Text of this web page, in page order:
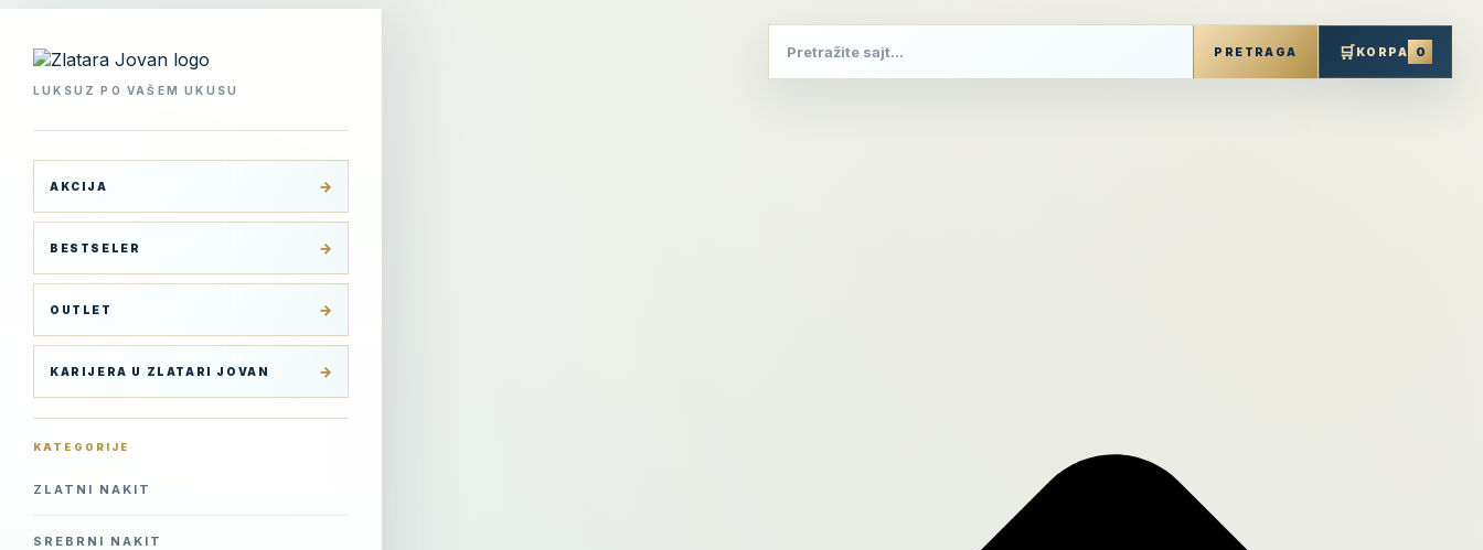
LUKSUZ PO VAŠEM UKUSU
AKCIJA
BESTSELER
OUTLET
KARIJERA U ZLATARI JOVAN
KATEGORIJE
ZLATNI NAKIT
SREBRNI NAKIT
PRETRAGA 🛒KORPA 0